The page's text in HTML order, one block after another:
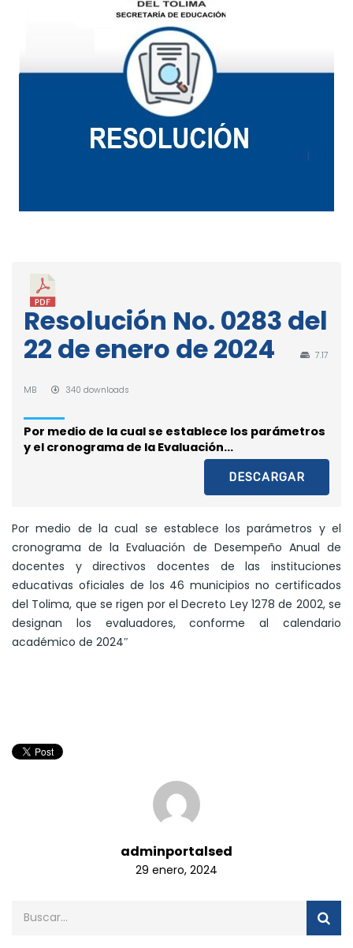
Resolución No. 0283 del
22 de enero de 2024
7.17
MB 340 downloads
Por medio de la cual se establece los parámetros
y el cronograma de la Evaluación...
DESCARGAR
Por medio de la cual se establece los parámetros y el
cronograma de la Evaluación de Desempeño Anual de
docentes y directivos docentes de las instituciones
educativas oficiales de los 46 municipios no certificados
del Tolima, que se rigen por el Decreto Ley 1278 de 2002, se
designan los evaluadores, conforme al calendario
académico de 2024″
adminportalsed
29 enero, 2024